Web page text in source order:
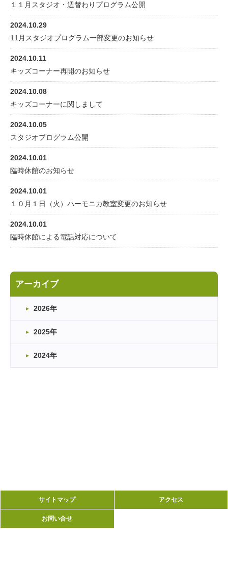
１１月スタジオ・週替わりプログラム公開
2024.10.29
11月スタジオプログラム一部変更のお知らせ
2024.10.11
キッズコーナー再開のお知らせ
2024.10.08
キッズコーナーに関しまして
2024.10.05
スタジオプログラム公開
2024.10.01
臨時休館のお知らせ
2024.10.01
１０月１日（火）ハーモニカ教室変更のお知らせ
2024.10.01
臨時休館による電話対応について
アーカイブ
2026年
2025年
2024年
サイトマップ アクセス
お問い合せ
サイトマップ アクセス
お問い合せ